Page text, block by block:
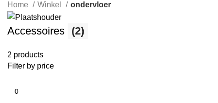
Home Winkel ondervloer
Accessoires (2)
2 products
Filter by price